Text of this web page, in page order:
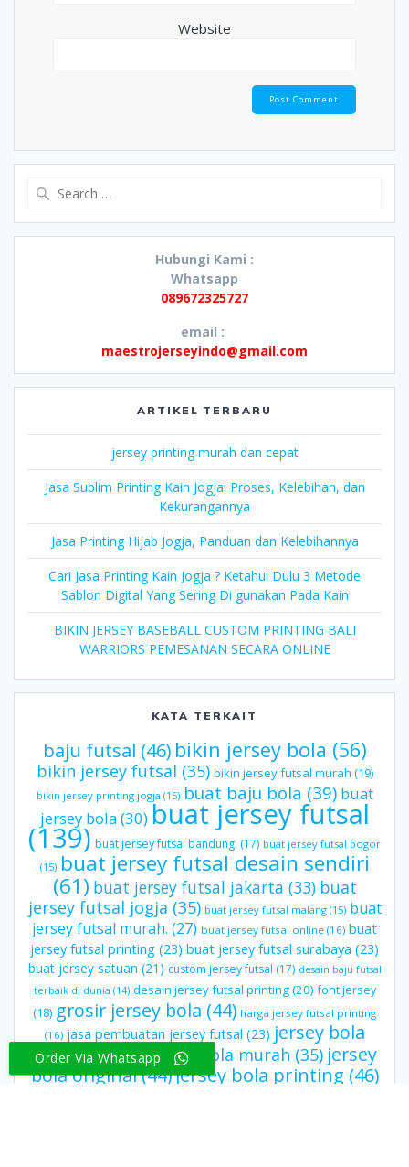
Website
Hubungi Kami :
Whatsapp
089672325727
email :
maestrojerseyindo@gmail.com
ARTIKEL TERBARU
jersey printing murah dan cepat
Jasa Sublim Printing Kain Jogja: Proses, Kelebihan, dan
Kekurangannya
Jasa Printing Hijab Jogja, Panduan dan Kelebihannya
Cari Jasa Printing Kain Jogja ? Ketahui Dulu 3 Metode
Sablon Digital Yang Sering Di gunakan Pada Kain
BIKIN JERSEY BASEBALL CUSTOM PRINTING BALI
WARRIORS PEMESANAN SECARA ONLINE
KATA TERKAIT
baju futsal (46) bikin jersey bola (56)
bikin jersey futsal (35) bikin jersey futsal murah (19)
bikin jersey printing jogja (15) buat baju bola (39) buat
jersey bola(30)buat jersey futsal
(139) buat jersey futsal bandung. (17) buat jersey futsal bogor
(15) buat jersey futsal desain sendiri
(61) buat jersey futsal jakarta (33) buat
jersey futsal jogja (35) buat jersey futsal malang(15) buat
jersey futsal murah. (27) buat jersey futsal online(16) buat
jersey futsal printing (23) buat jersey futsal surabaya (23)
buat jersey satuan (21) custom jersey futsal (17) desain baju futsal
terbaik di dunia (14) desain jersey futsal printing(20) font jersey
(18) grosir jersey bola (44) harga jersey futsal printing
(16) jasa pembuatan jersey futsal (23) jersey bola
grade ori(44)jersey bola murah (35) jersey
bola original(44)jersey bola printing (46)
Order Via Whatsapp